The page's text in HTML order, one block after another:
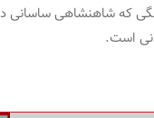
که شاهنشاهی ساسانی
است.